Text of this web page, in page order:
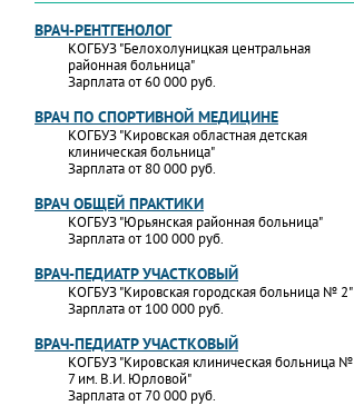
ВРАЧ-РЕНТГЕНОЛОГ
КОГБУЗ "Белохолуницкая центральная
районная больница"
Зарплата от 60 000 руб.
ВРАЧ ПО СПОРТИВНОЙ МЕДИЦИНЕ
КОГБУЗ "Кировская областная детская
клиническая больница"
Зарплата от 80 000 руб.
ВРАЧ ОБЩЕЙ ПРАКТИКИ
КОГБУЗ "Юрьянская районная больница"
Зарплата от 100 000 руб.
ВРАЧ-ПЕДИАТР УЧАСТКОВЫЙ
КОГБУЗ "Кировская городская больница № 2"
Зарплата от 100 000 руб.
ВРАЧ-ПЕДИАТР УЧАСТКОВЫЙ
КОГБУЗ "Кировская клиническая больница №
7 им. В.И. Юрловой"
Зарплата от 70 000 руб.